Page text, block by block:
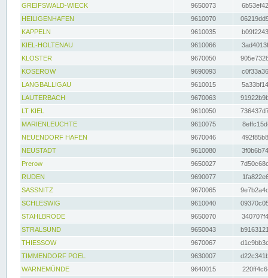
GREIFSWALD-WIECK
9650073
HEILIGENHAFEN
9610070
KAPPELN
9610035
KIEL-HOLTENAU
9610066
KLOSTER
9670050
KOSEROW
9690093
LANGBALLIGAU
9610015
LAUTERBACH
9670063
LT KIEL
9610050
MARIENLEUCHTE
9610075
NEUENDORF HAFEN
9670046
NEUSTADT
9610080
Prerow
9650027
RUDEN
9690077
SASSNITZ
9670065
SCHLESWIG
9610040
STAHLBRODE
9650070
STRALSUND
9650043
THIESSOW
9670067
TIMMENDORF POEL
9630007
WARNEMÜNDE
9640015